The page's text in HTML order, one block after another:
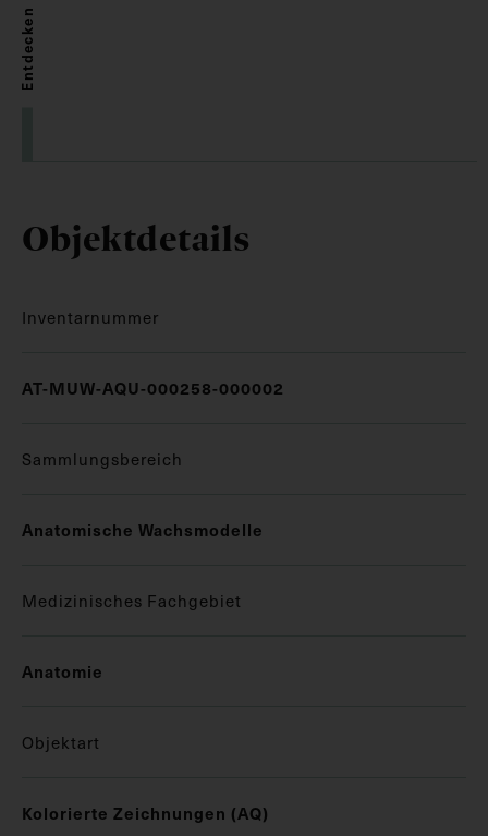
Entdecken
Objektdetails
Inventarnummer
AT-MUW-AQU-000258-000002
Sammlungsbereich
Anatomische Wachsmodelle
Medizinisches Fachgebiet
Anatomie
Objektart
Kolorierte Zeichnungen (AQ)